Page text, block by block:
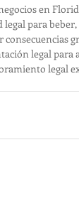
en
para
consecuencias
legal para
legal